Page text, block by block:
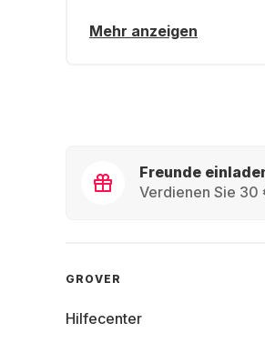
Mehr anzeigen
Freunde
Verdienen Sie 30
GROVER
Hilfecenter